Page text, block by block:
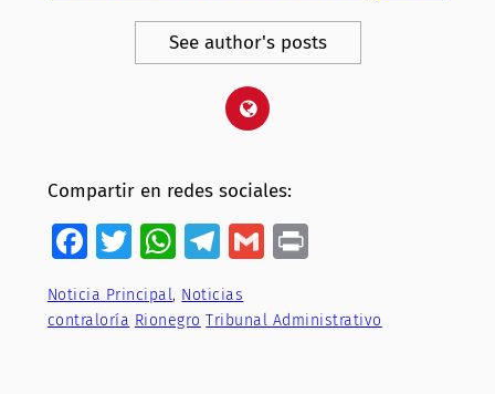
See author's posts
Compartir en redes sociales:
Facebook
Twitter
WhatsApp
Telegram
GmailPrint
Noticia Principal, Noticias
contraloría Rionegro Tribunal Administrativo